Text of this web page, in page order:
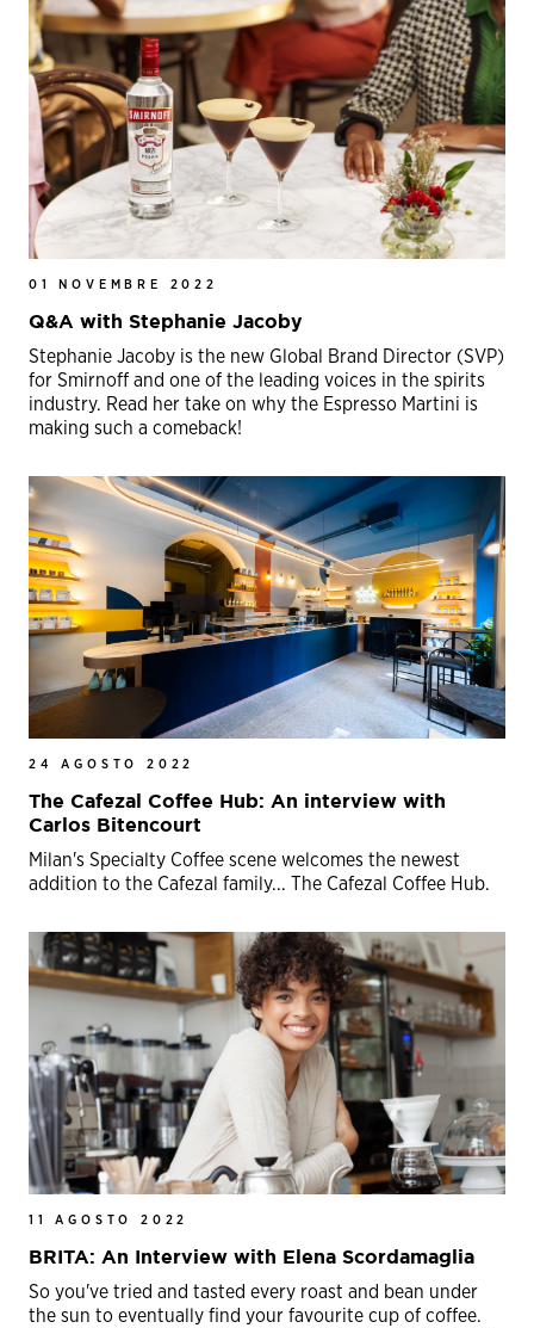
01 NOVEMBRE 2022
Q&A with Stephanie Jacoby
Stephanie Jacoby is the new Global Brand Director (SVP)
for Smirnoff and one of the leading voices in the spirits
industry. Read her take on why the Espresso Martini is
making such a comeback!
24 AGOSTO 2022
The Cafezal Coffee Hub: An interview with
Carlos Bitencourt
Milan's Specialty Coffee scene welcomes the newest
addition to the Cafezal family... The Cafezal Coffee Hub.
11 AGOSTO 2022
BRITA: An Interview with Elena Scordamaglia
So you've tried and tasted every roast and bean under
the sun to eventually find your favourite cup of coffee.